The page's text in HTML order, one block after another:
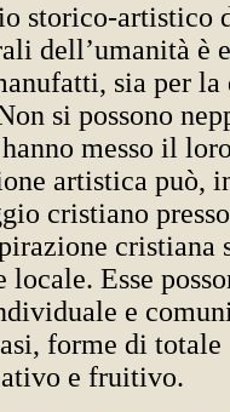
storico-artistico
dell’umanità è
sia per la
si possono
messo il
artistica può,
cristiano
cristiana
Esse
e
forme di totale
e fruitivo.